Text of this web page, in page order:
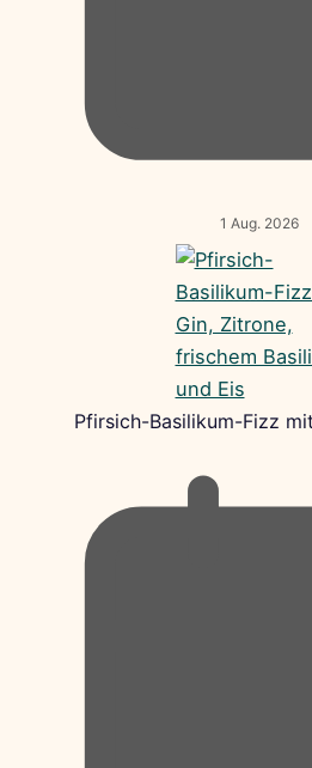
1 Aug. 2026
Pfirsich-Basilikum-Fizz